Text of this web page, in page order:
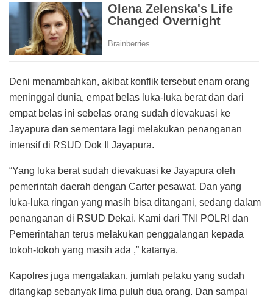
Deni menambahkan, akibat konflik tersebut enam orang
meninggal dunia, empat belas luka-luka berat dan dari
empat belas ini sebelas orang sudah dievakuasi ke
Jayapura dan sementara lagi melakukan penanganan
intensif di RSUD Dok II Jayapura.
“Yang luka berat sudah dievakuasi ke Jayapura oleh
pemerintah daerah dengan Carter pesawat. Dan yang
luka-luka ringan yang masih bisa ditangani, sedang dalam
penanganan di RSUD Dekai. Kami dari TNI POLRI dan
Pemerintahan terus melakukan penggalangan kepada
tokoh-tokoh yang masih ada ,” katanya.
Kapolres juga mengatakan, jumlah pelaku yang sudah
ditangkap sebanyak lima puluh dua orang. Dan sampai